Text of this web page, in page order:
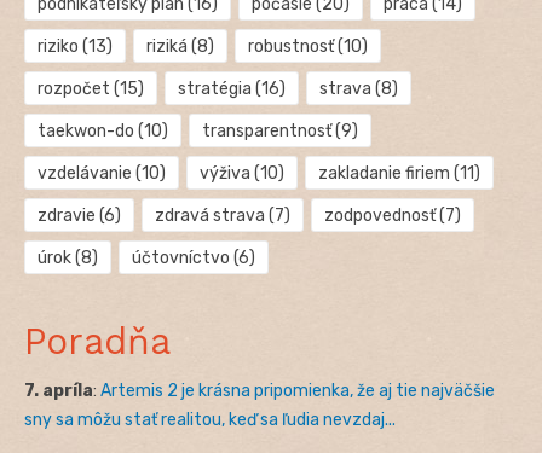
podnikateľský plán (16) počasie (20) práca (14)
riziko (13) riziká (8) robustnosť(10)
rozpočet (15) stratégia (16) strava (8)
taekwon-do (10) transparentnosť(9)
vzdelávanie (10) výživa (10) zakladanie firiem (11)
zdravie (6) zdravá strava (7) zodpovednosť(7)
úrok(8) účtovníctvo (6)
Poradňa
7. apríla: Artemis 2 je krásna pripomienka, že aj tie najväčšie
sny sa môžu stať realitou, keď sa ľudia nevzdaj...